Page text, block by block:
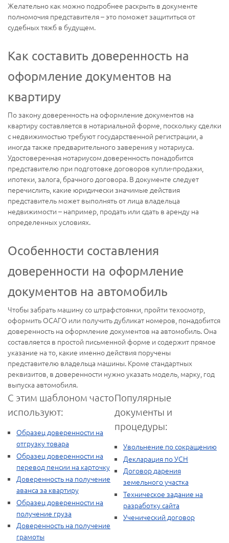
Желательно как можно подробнее раскрыть в документе
полномочия представителя – это поможет защититься от
судебных тяжб в будущем.
Как составить доверенность на
оформление документов на
квартиру
По закону доверенность на оформление документов на
квартиру составляется в нотариальной форме, поскольку сделки
с недвижимостью требуют государственной регистрации, а
иногда также предварительного заверения у нотариуса.
Удостоверенная нотариусом доверенность понадобится
представителю при подготовке договоров купли-продажи,
ипотеки, залога, брачного договора. В документе следует
перечислить, какие юридически значимые действия
представитель может выполнять от лица владельца
недвижимости – например, продать или сдать в аренду на
определенных условиях.
Особенности составления
доверенности на оформление
документов на автомобиль
Чтобы забрать машину со штрафстоянки, пройти техосмотр,
оформить ОСАГО или получить дубликат номеров, понадобится
доверенность на оформление документов на автомобиль. Она
составляется в простой письменной форме и содержит прямое
указание на то, какие именно действия поручены
представителю владельца машины. Кроме стандартных
реквизитов, в доверенности нужно указать модель, марку, год
выпуска автомобиля.
С этим шаблоном часто
используют:
Образец доверенности на
отгрузку товара
Образец доверенности на
перевод пенсии на карточку
Доверенность на получение
аванса за квартиру
Образец доверенности на
получение груза
Доверенность на получение
грамоты
Популярные
документы и
процедуры:
Увольнение по сокращению
Декларация по УСН
Договор дарения
земельного участка
Техническое задание на
разработку сайта
Ученический договор